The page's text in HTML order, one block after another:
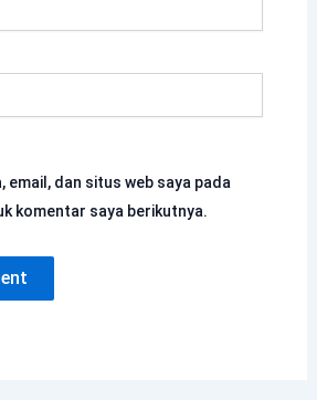
email, dan situs web saya pada
komentar saya berikutnya.